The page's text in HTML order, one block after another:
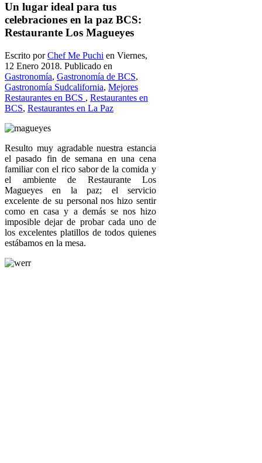
Un lugar ideal para tus
celebraciones en la paz BCS:
Restaurante Los Magueyes
Escrito porChef Me Puchi en Viernes,
12 Enero 2018. Publicado en
Gastronomía, Gastronomía de BCS,
Gastronomía Sudcalifornia, Mejores
Restaurantes en BCS , Restaurantes en
BCS, Restaurantes en La Paz
Resulto muy agradable nuestra estancia
el pasado fin de semana en una cena
familiar con el rico sabor de la comida y
el ambiente de Restaurante Los
Magueyes en la paz; el servicio
excelente de su personal nos hizo sentir
como en casa y a demás se nos hizo
imposible dejar de probar cada uno de
los excelentes platillos de todos quienes
estábamos en la mesa.